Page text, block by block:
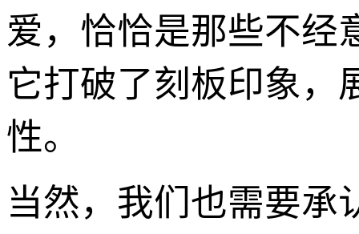
爱，恰恰是那些不经
它打破了刻板印象，
性。
当然，我们也需要承